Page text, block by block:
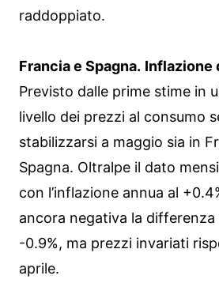
raddoppiato.
Francia e Spagna. Inflazione
Previsto dalle prime stime in
livello dei prezzi al consumo
stabilizzarsi a maggio sia in
Spagna. Oltralpe il dato
con l’inflazione annua al
ancora negativa la differenza
-0.9%, ma prezzi invariati
aprile.